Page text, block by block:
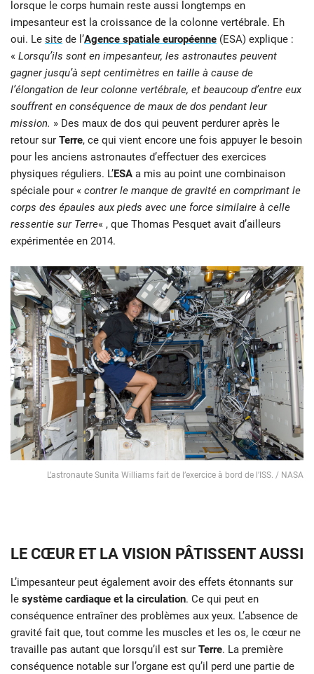
lorsque le corps humain reste aussi longtemps en
impesanteur est la croissance de la colonne vertébrale. Eh
oui. Le site de l’Agence spatiale européenne (ESA) explique :
« Lorsqu’ils sont en impesanteur, les astronautes peuvent
gagner jusqu’à sept centimètres en taille à cause de
l’élongation de leur colonne vertébrale, et beaucoup d’entre eux
souffrent en conséquence de maux de dos pendant leur
mission. » Des maux de dos qui peuvent perdurer après le
retour sur Terre, ce qui vient encore une fois appuyer le besoin
pour les anciens astronautes d’effectuer des exercices
physiques réguliers. L’ESA a mis au point une combinaison
spéciale pour « contrer le manque de gravité en comprimant le
corps des épaules aux pieds avec une force similaire à celle
ressentie sur Terre« , que Thomas Pesquet avait d’ailleurs
expérimentée en 2014.
L’astronaute Sunita Williams fait de l’exercice à bord de l’ISS. / NASA
LE CŒUR ET LA VISION PÂTISSENT AUSSI
L’impesanteur peut également avoir des effets étonnants sur
le système cardiaque et la circulation. Ce qui peut en
conséquence entraîner des problèmes aux yeux. L’absence de
gravité fait que, tout comme les muscles et les os, le cœur ne
travaille pas autant que lorsqu’il est sur Terre. La première
conséquence notable sur l’organe est qu’il perd une partie de